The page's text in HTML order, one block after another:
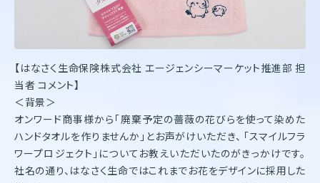
【はなさく生命保険株式会社 エージェンシーマーケット推進部 担
当者 コメント】
＜背景＞
オンワード商事様から「廃棄予定の薔薇の花びらを使って染めた
ハンドタオルを作りませんか」とお声がけいただき、 「スマイルフラ
ワープロジェクト」についてお教えいただいたのがきっかけです。
社名の通り、はなさく生命ではこれまでお花をデザインに採用した